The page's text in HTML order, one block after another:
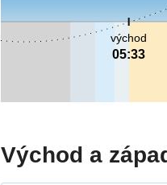
východ
05:33
Východ a